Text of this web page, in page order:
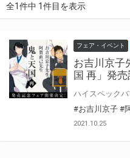
全1件中 1件目を表示
フェア・イベント
お吉川京子
国 再」発売
#お吉川京子 #
2021.10.25